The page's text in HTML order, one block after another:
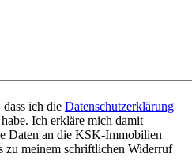
ich die Datenschutzerklärung
Ich erkläre mich damit
Daten an die KSK-Immobilien
zu meinem schriftlichen Widerruf